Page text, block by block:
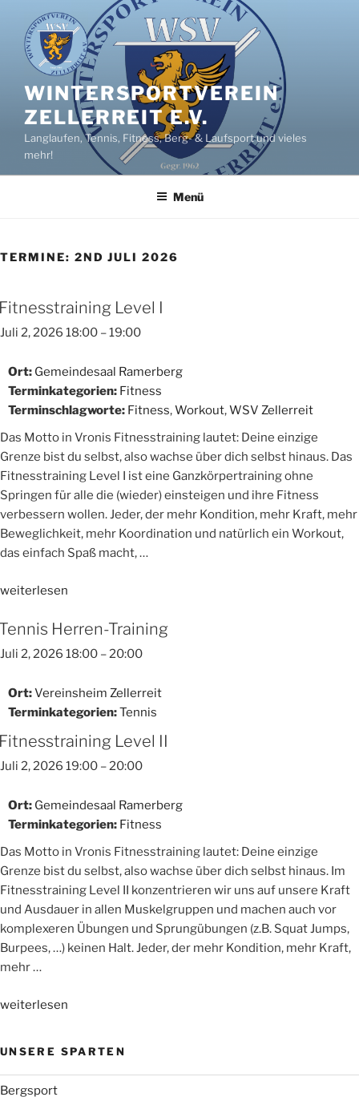
Inhalt
springen
WINTERSPORTVEREIN
ZELLERREIT E.V.
Langlaufen, Tennis, Fitness, Berg- & Laufsport und vieles
mehr!
Menü
TERMINE: 2ND JULI 2026
Level I
Juli 2, 2026 18:00 –19:00
Ort: Gemeindesaal Ramerberg
Terminkategorien: Fitness
Terminschlagworte: Fitness,Workout,WSV Zellerreit
Das Motto in Vronis Fitnesstraining lautet: Deine einzige
Grenze bist du selbst, also wachse über dich selbst hinaus. Das
Fitnesstraining Level I ist eine Ganzkörpertraining ohne
Springen für alle die (wieder) einsteigen und ihre Fitness
verbessern wollen. Jeder, der mehr Kondition, mehr Kraft, mehr
Beweglichkeit, mehr Koordination und natürlich ein Workout,
das einfach Spaß macht, …
„Fitnesstraining
I“
weiterlesen
Herren-Training
Juli 2, 2026 18:00 –20:00
Ort:Vereinsheim Zellerreit
Terminkategorien:Tennis
Level II
Juli 2, 2026 19:00 –20:00
Ort: Gemeindesaal Ramerberg
Terminkategorien: Fitness
Das Motto in Vronis Fitnesstraining lautet: Deine einzige
Grenze bist du selbst, also wachse über dich selbst hinaus. Im
Fitnesstraining Level II konzentrieren wir uns auf unsere Kraft
und Ausdauer in allen Muskelgruppen und machen auch vor
komplexeren Übungen und Sprungübungen (z.B. Squat Jumps,
Burpees, …) keinen Halt. Jeder, der mehr Kondition, mehr Kraft,
mehr …
„Fitnesstraining
weiterlesen
UNSERE SPARTEN
Bergsport